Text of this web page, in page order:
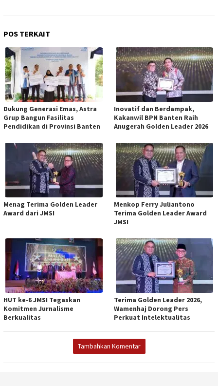
POS TERKAIT
Dukung Generasi Emas, Astra
Grup Bangun Fasilitas
Pendidikan di Provinsi Banten
Inovatif dan Berdampak,
Kakanwil BPN Banten Raih
Anugerah Golden Leader 2026
Menag Terima Golden Leader
Award dari JMSI
Menkop Ferry Juliantono
Terima Golden Leader Award
JMSI
HUT ke-6 JMSI Tegaskan
Komitmen Jurnalisme
Berkualitas
Terima Golden Leader 2026,
Wamenhaj Dorong Pers
Perkuat Intelektualitas
Tambahkan Komentar